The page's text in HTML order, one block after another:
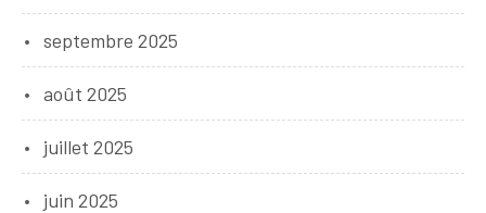
septembre 2025
août 2025
juillet 2025
juin 2025